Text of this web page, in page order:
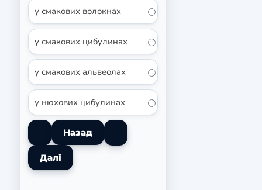
у смакових волокнах
у смакових цибулинах
у смакових альвеолах
у нюхових цибулинах